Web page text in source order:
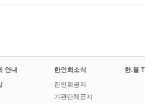
안내 한인회소식
한인회공지
기관단체공지
한.폴